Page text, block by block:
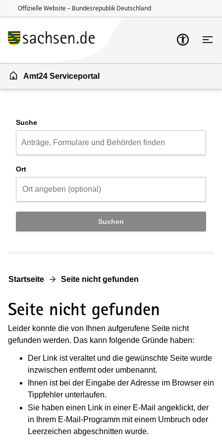
Offizielle Website – Bundesrepublik Deutschland
Amt24 Serviceportal
Suche
Ort
Suchen
Startseite Seite nicht gefunden
Seite nicht gefunden
Leider konnte die von Ihnen aufgerufene Seite nicht
gefunden werden. Das kann folgende Gründe haben:
Der Link ist veraltet und die gewünschte Seite wurde
inzwischen entfernt oder umbenannt.
Ihnen ist bei der Eingabe der Adresse im Browser ein
Tippfehler unterlaufen.
Sie haben einen Link in einer E-Mail angeklickt, der
in Ihrem E-Mail-Programm mit einem Umbruch oder
Leerzeichen abgeschnitten wurde.